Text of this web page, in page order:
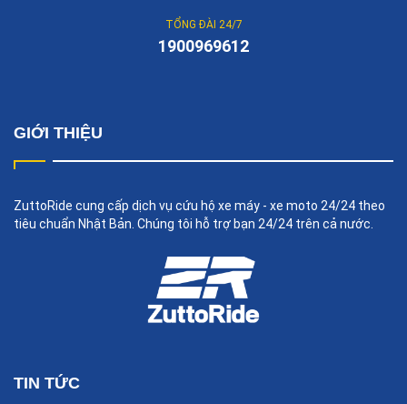
TỔNG ĐÀI 24/7
1900969612
GIỚI THIỆU
ZuttoRide cung cấp dịch vụ cứu hộ xe máy - xe moto 24/24 theo
tiêu chuẩn Nhật Bản. Chúng tôi hỗ trợ bạn 24/24 trên cả nước.
TIN TỨC